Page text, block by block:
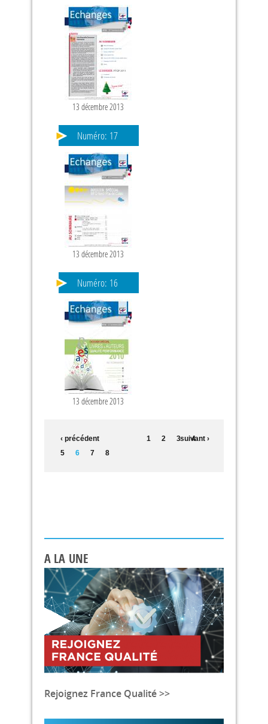
13 décembre 2013
Numéro: 17
13 décembre 2013
Numéro: 16
13 décembre 2013
‹ précédent 1 2 3
4
5
6 7 8
suivant ›
A LA UNE
Rejoignez France Qualité >>